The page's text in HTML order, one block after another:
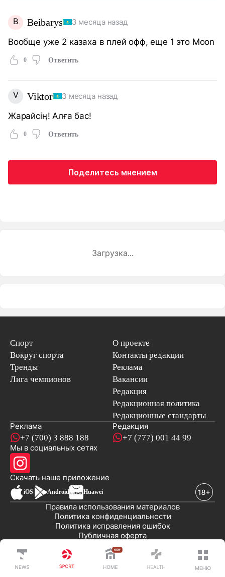
B Beibarys 3 месяца назад
Вообще уже 2 казаха в плей офф, еще 1 это Moon
0 Ответить
V Viktor 3 месяца назад
Жарайсің! Алға бас!
0 Ответить
Поделитесь мнением
Загрузка...
Спорт
Вокруг спорта
Тренды
Лига чемпионов
О проекте
Контакты редакции
Реклама
Вакансии
Редакция
Редакционная политика
Редакционные стандарты
Реклама
+7 (700) 3 888 188
Редакция
+7 (777) 001 44 99
Мы в социальных сетях
Скачать наше приложениеновостей
iOS Android Huawei
Публичная оферта
Политика исправления ошибок
Политика конфиденциальности
Правила использования материалов
© 2008-2026 ТОО «EML»